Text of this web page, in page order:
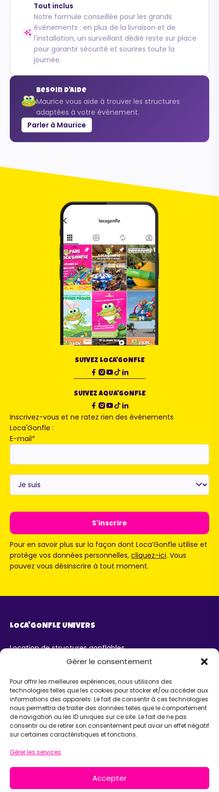
Gérer le consentement
Pour offrir les meilleures expériences, nous utilisons des
technologies telles que les cookies pour stocker et/ou accéder aux
informations des appareils. Le fait de consentir à ces technologies
nous permettra de traiter des données telles que le comportement
de navigation ou les ID uniques sur ce site. Le fait de ne pas
consentir ou de retirer son consentement peut avoir un effet négatif
sur certaines caractéristiques et fonctions.
Gérer les services
Accepter
Tout inclus
Notre formule conseillée pour les grands
événements : en plus de la livraison et de
l'installation, un surveillant dédié reste sur place
pour garantir sécurité et sourires toute la
journée.
Besoin d'aide
Maurice vous aide à trouver les structures
adaptées à votre événement.
Parler à Maurice
SUIVEZ LOCA'GONFLE
SUIVEZ AQUA'GONFLE
Inscrivez-vous et ne ratez rien des événements
Loca'Gonfle :
E-mail*
Je
suis*
Pour en savoir plus sur la façon dont Loca’Gonfle utilise et
protège vos données personnelles, cliquez-ici. Vous
pouvez vous désinscrire à tout moment.
LOCA'GONFLE UNIVERS
Location de structures gonflables
Parc Loca'Gonfle XXL Colmar
Karting ludo-éducatif
AIDE
Chatbot IA Maurice
Infos pratiques
INFORMATIONS
Loca'Gonfle Eurl Z.A RODOLPHE, 68840 PULVERSHEIM